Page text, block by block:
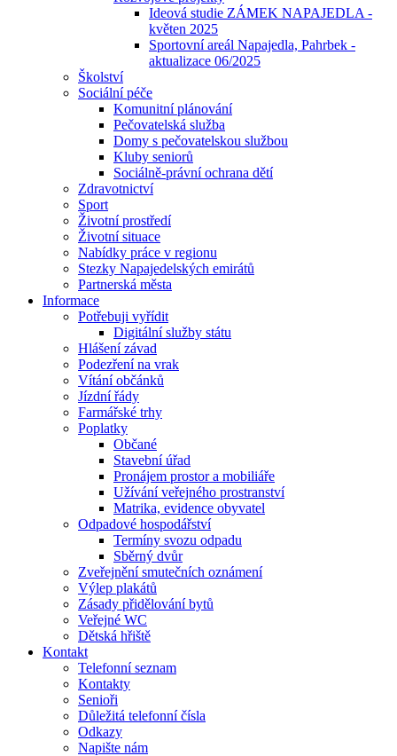
Ideová studie ZÁMEK NAPAJEDLA -
květen 2025
Sportovní areál Napajedla, Pahrbek -
aktualizace 06/2025
Školství
Sociální péče
Komunitní plánování
Pečovatelská služba
Domy s pečovatelskou službou
Kluby seniorů
Sociálně-právní ochrana dětí
Zdravotnictví
Sport
Životní prostředí
Životní situace
Nabídky práce v regionu
Stezky Napajedelských emirátů
Partnerská města
Informace
Potřebuji vyřídit
Digitální služby státu
Hlášení závad
Podezření na vrak
Vítání občánků
Jízdní řády
Farmářské trhy
Poplatky
Občané
Stavební úřad
Pronájem prostor a mobiliáře
Užívání veřejného prostranství
Matrika, evidence obyvatel
Odpadové hospodářství
Termíny svozu odpadu
Sběrný dvůr
Zveřejnění smutečních oznámení
Výlep plakátů
Zásady přidělování bytů
Veřejné WC
Dětská hřiště
Kontakt
Telefonní seznam
Kontakty
Senioři
Důležitá telefonní čísla
Odkazy
Napište nám